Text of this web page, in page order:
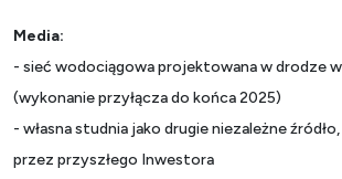
Media:
- sieć wodociągowa projektowana w drodze
(wykonanie przyłącza do końca 2025)
- własna studnia jako drugie niezależne
przez przyszłego Inwestora